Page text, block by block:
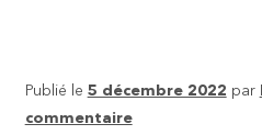
Publié le 5 décembre 2022 par
commentaire